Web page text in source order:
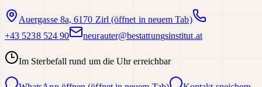
Auergasse 8a, 6170 Zirl (öffnet in neuem Tab)
+43 5238 524 90
neurauter@bestattungsinstitut.at
Im Sterbefall rund um die Uhr erreichbar